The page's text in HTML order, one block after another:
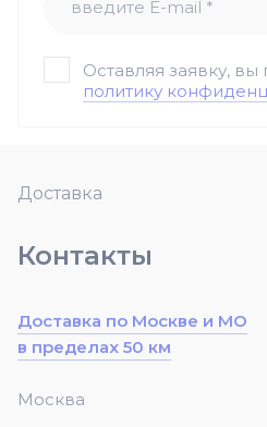
Доставка
Контакты
Доставка по Москве и МО
в пределах 50 км
Москва
Оставляя заявку,
политику